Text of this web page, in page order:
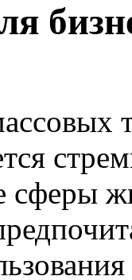
сферы